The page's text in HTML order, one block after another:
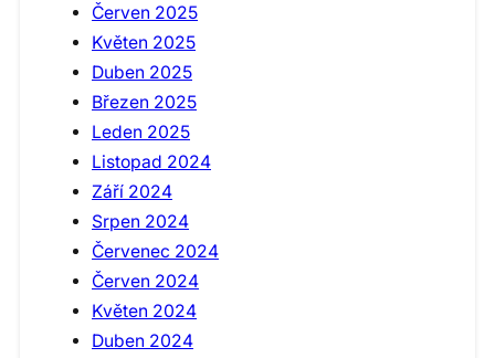
Červen 2025
Květen 2025
Duben 2025
Březen 2025
Leden 2025
Listopad 2024
Září 2024
Srpen 2024
Červenec 2024
Červen 2024
Květen 2024
Duben 2024